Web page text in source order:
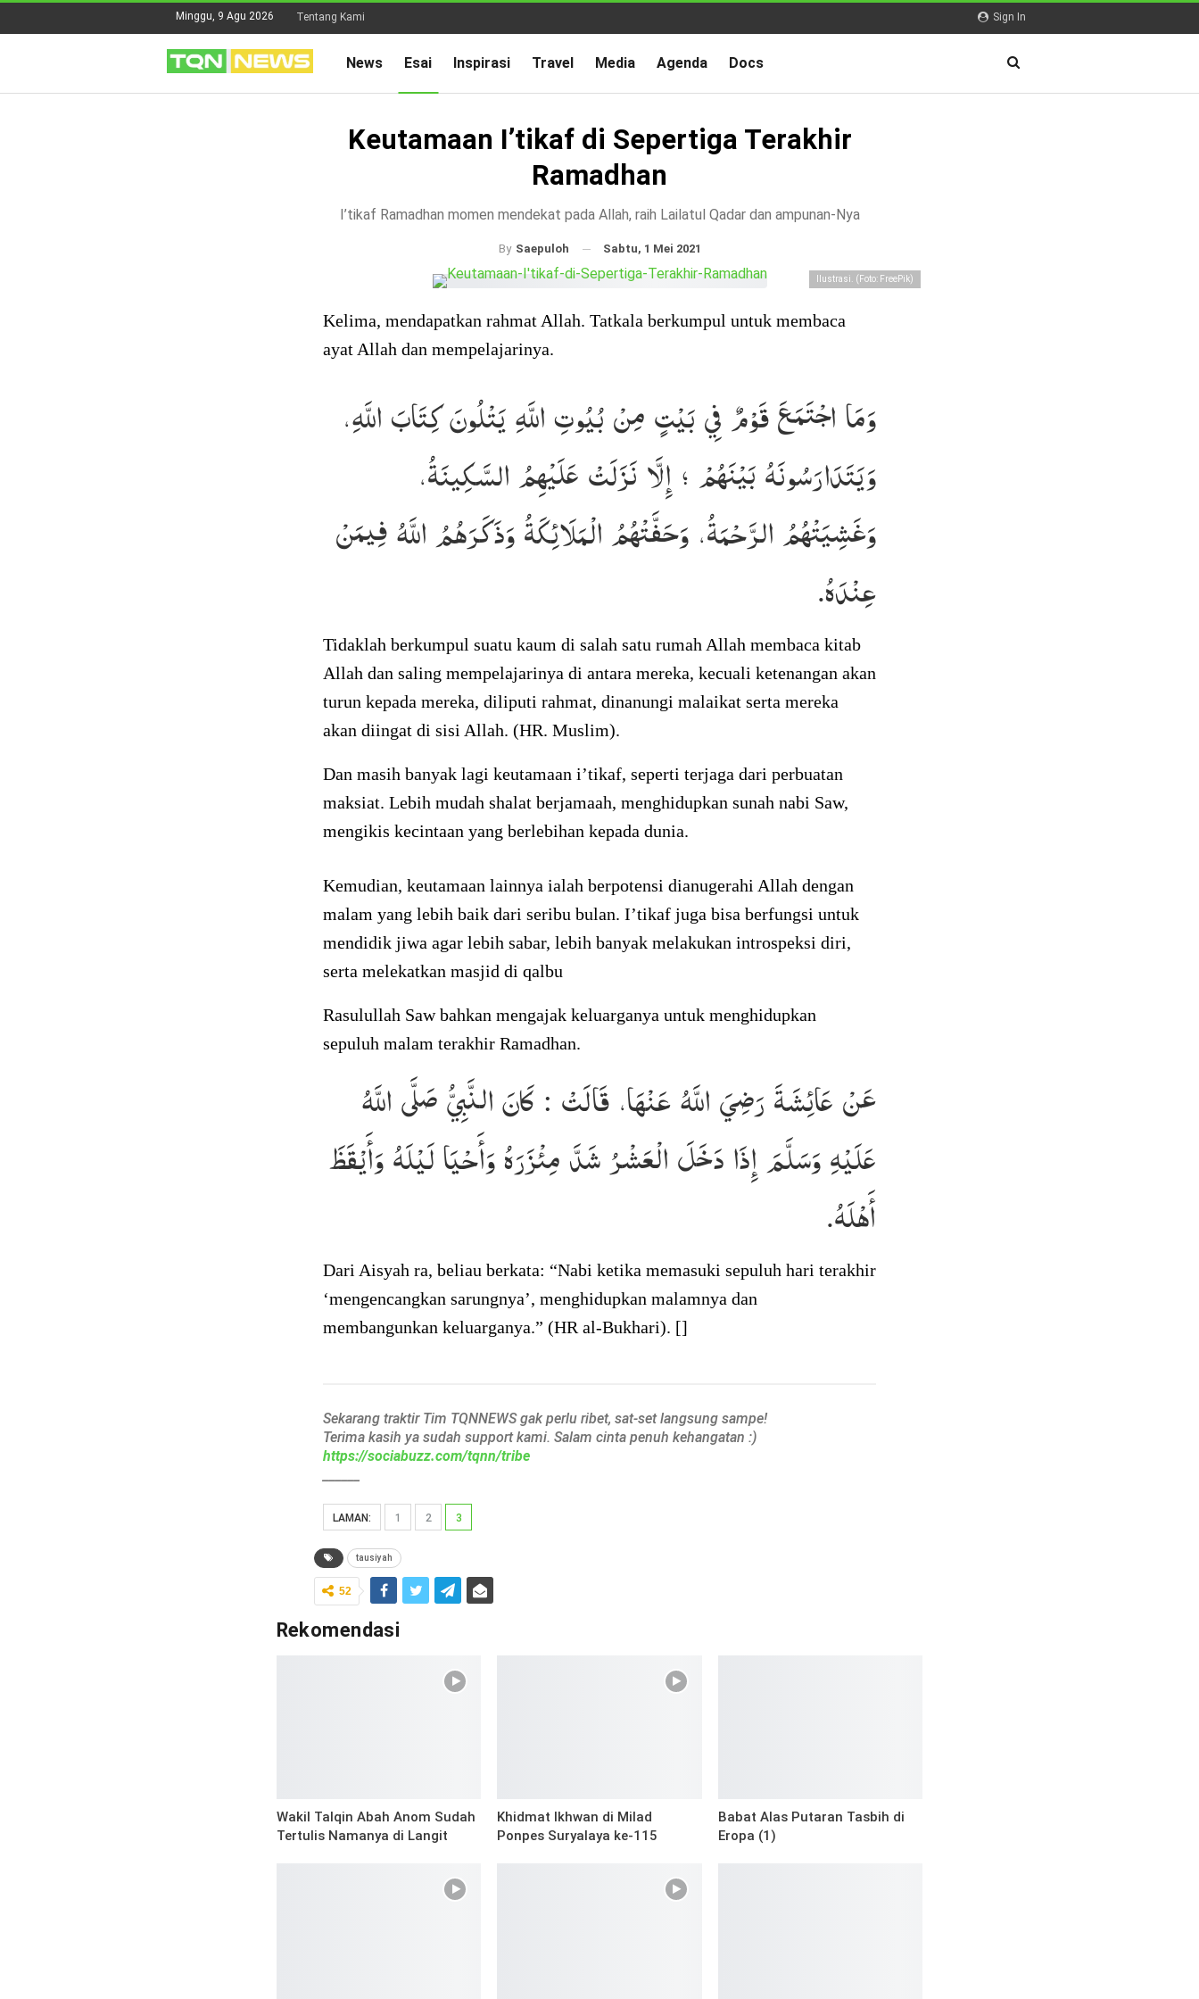
Sign In
Minggu, 9 Agu 2026 Tentang Kami
News Esai Inspirasi Travel Media Agenda Docs
Keutamaan I’tikaf di Sepertiga Terakhir
Ramadhan
I’tikaf Ramadhan momen mendekat pada Allah, raih Lailatul Qadar dan ampunan-Nya
By Saepuloh Sabtu, 1 Mei 2021
Ilustrasi. (Foto: FreePik)
Kelima, mendapatkan rahmat Allah. Tatkala berkumpul untuk membaca
ayat Allah dan mempelajarinya.
وَمَا اجْتَمَعَ قَوْمٌ فِي بَيْتٍ مِنْ بُيُوتِ اللَّهِ يَتْلُونَ كِتَابَ اللَّهِ،
وَيَتَدَارَسُونَهُ بَيْنَهُمْ ؛ إِلَّا نَزَلَتْ عَلَيْهِمُ السَّكِينَةُ،
وَغَشِيَتْهُمُ الرَّحْمَةُ، وَحَفَّتْهُمُ الْمَلَائِكَةُ وَذَكَرَهُمُ اللَّهُ فِيمَنْ
عِنْدَهُ.
Tidaklah berkumpul suatu kaum di salah satu rumah Allah membaca kitab
Allah dan saling mempelajarinya di antara mereka, kecuali ketenangan akan
turun kepada mereka, diliputi rahmat, dinanungi malaikat serta mereka
akan diingat di sisi Allah. (HR. Muslim).
Dan masih banyak lagi keutamaan i’tikaf, seperti terjaga dari perbuatan
maksiat. Lebih mudah shalat berjamaah, menghidupkan sunah nabi Saw,
mengikis kecintaan yang berlebihan kepada dunia.
Kemudian, keutamaan lainnya ialah berpotensi dianugerahi Allah dengan
malam yang lebih baik dari seribu bulan. I’tikaf juga bisa berfungsi untuk
mendidik jiwa agar lebih sabar, lebih banyak melakukan introspeksi diri,
serta melekatkan masjid di qalbu
Rasulullah Saw bahkan mengajak keluarganya untuk menghidupkan
sepuluh malam terakhir Ramadhan.
عَنْ عَائِشَةَ رَضِيَ اللَّهُ عَنْهَا، قَالَتْ : كَانَ النَّبِيُّ صَلَّى اللَّهُ
عَلَيْهِ وَسَلَّمَ إِذَا دَخَلَ الْعَشْرُ شَدَّ مِئْزَرَهُ وَأَحْيَا لَيْلَهُ وَأَيْقَظَ
أَهْلَهُ.
Dari Aisyah ra, beliau berkata: “Nabi ketika memasuki sepuluh hari terakhir
‘mengencangkan sarungnya’, menghidupkan malamnya dan
membangunkan keluarganya.” (HR al-Bukhari). []
Sekarang traktir Tim TQNNEWS gak perlu ribet, sat-set langsung sampe!
Terima kasih ya sudah support kami. Salam cinta penuh kehangatan :)
https://sociabuzz.com/tqnn/tribe
LAMAN: 1 2 3
tausiyah
52
Rekomendasi
Wakil Talqin Abah Anom Sudah
Tertulis Namanya di Langit
Khidmat Ikhwan di Milad
Ponpes Suryalaya ke-115
Babat Alas Putaran Tasbih di
Eropa (1)